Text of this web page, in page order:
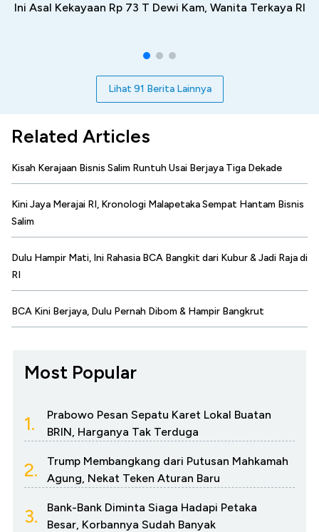
Ini Asal Kekayaan Rp 73 T Dewi Kam, Wanita Terkaya RI
Lihat 91 Berita Lainnya
Related Articles
Kisah Kerajaan Bisnis Salim Runtuh Usai Berjaya Tiga Dekade
Kini Jaya Merajai RI, Kronologi Malapetaka Sempat Hantam Bisnis
Salim
Dulu Hampir Mati, Ini Rahasia BCA Bangkit dari Kubur & Jadi Raja di
RI
BCA Kini Berjaya, Dulu Pernah Dibom & Hampir Bangkrut
Most Popular
1.
Prabowo Pesan Sepatu Karet Lokal Buatan
BRIN, Harganya Tak Terduga
2.
Trump Membangkang dari Putusan Mahkamah
Agung, Nekat Teken Aturan Baru
3.
Bank-Bank Diminta Siaga Hadapi Petaka
Besar, Korbannya Sudah Banyak